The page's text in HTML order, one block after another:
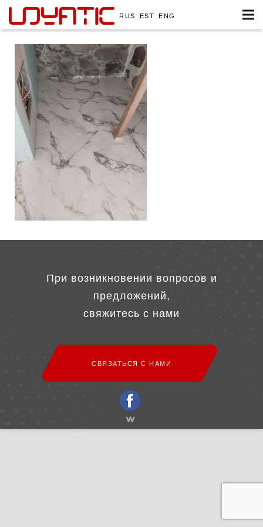
RUS EST ENG
При возникновении вопросов и
предложений,
свяжитесь с нами
СВЯЗАТЬСЯ С НАМИ